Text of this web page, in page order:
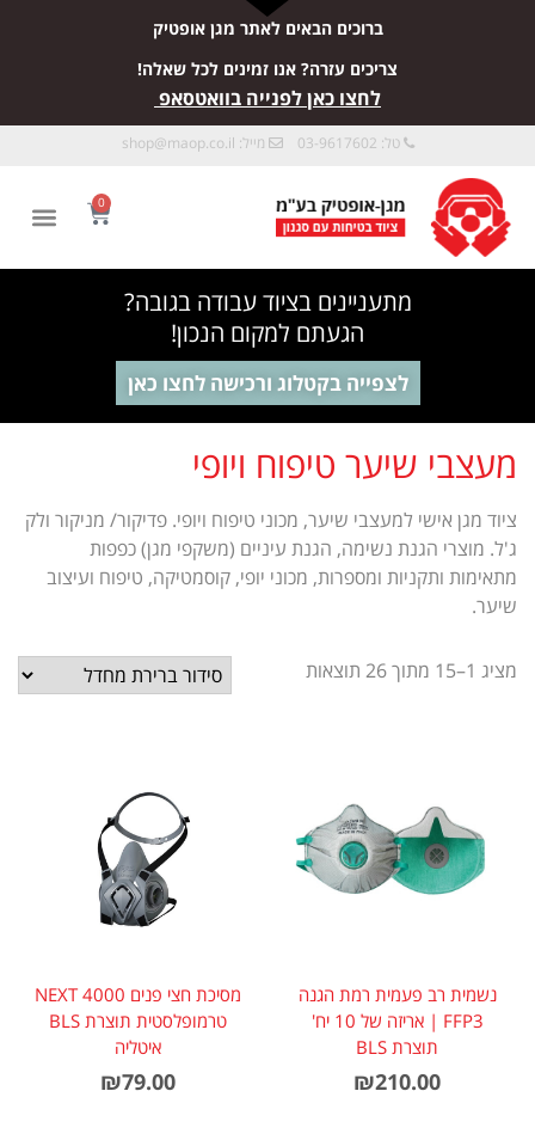
ברוכים הבאים לאתר מגן אופטיק
צריכים עזרה? אנו זמינים לכל שאלה!
לחצו כאן לפנייה בוואטסאפ
טל: 03-9617602 מייל: shop@maop.co.il
0
מתעניינים בציוד עבודה בגובה?
הגעתם למקום הנכון!
לצפייה בקטלוג ורכישה לחצו כאן
מעצבי שיער טיפוח ויופי
ציוד מגן אישי למעצבי שיער, מכוני טיפוח ויופי. פדיקור/ מניקור ולק
ג'ל. מוצרי הגנת נשימה, הגנת עיניים (משקפי מגן) כפפות
מתאימות ותקניות ומספרות, מכוני יופי, קוסמטיקה, טיפוח ועיצוב
שיער.
מציג 1–15 מתוך 26 תוצאות
נשמית רב פעמית רמת הגנה
FFP3 | אריזה של 10 יח'
תוצרת BLS
₪210.00
מסיכת חצי פנים 4000 NEXT
טרמופלסטית תוצרת BLS
איטליה
₪79.00